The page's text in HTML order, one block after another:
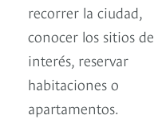
recorrer la ciudad,
conocer los sitios de
interés, reservar
habitaciones o
apartamentos.